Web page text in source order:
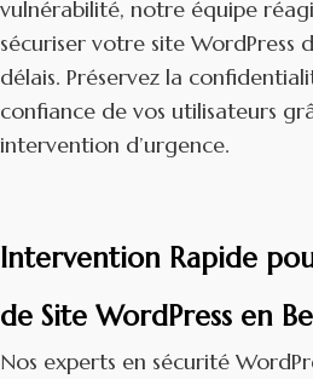
vulnérabilité, notre équipe
sécuriser votre site WordPress
délais. Préservez la
confiance de vos utilisateurs
intervention d’urgence.
Intervention Rapide
de Site WordPress en
Nos experts en sécurité